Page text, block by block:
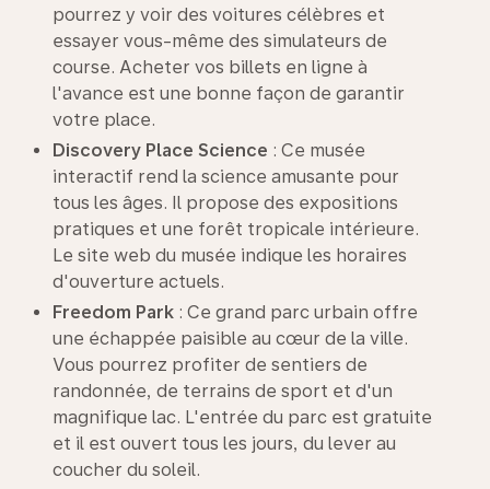
pourrez y voir des voitures célèbres et
essayer vous-même des simulateurs de
course. Acheter vos billets en ligne à
l'avance est une bonne façon de garantir
votre place.
Discovery Place Science : Ce musée
interactif rend la science amusante pour
tous les âges. Il propose des expositions
pratiques et une forêt tropicale intérieure.
Le site web du musée indique les horaires
d'ouverture actuels.
Freedom Park : Ce grand parc urbain offre
une échappée paisible au cœur de la ville.
Vous pourrez profiter de sentiers de
randonnée, de terrains de sport et d'un
magnifique lac. L'entrée du parc est gratuite
et il est ouvert tous les jours, du lever au
coucher du soleil.